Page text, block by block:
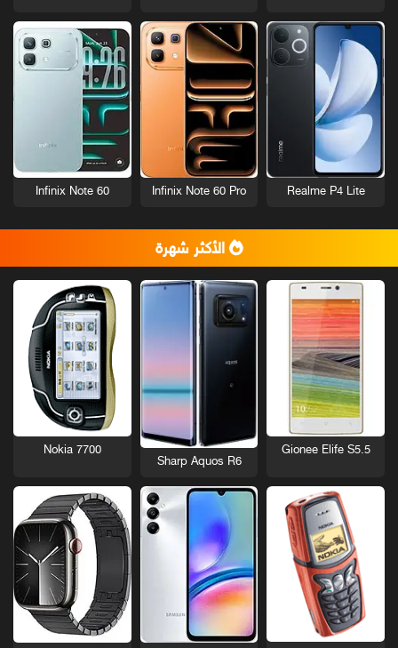
Realme P4 Lite
Infinix Note 60 Pro
Infinix Note 60
الأكثر شهرة
Gionee Elife S5.5
Sharp Aquos R6
Nokia 7700